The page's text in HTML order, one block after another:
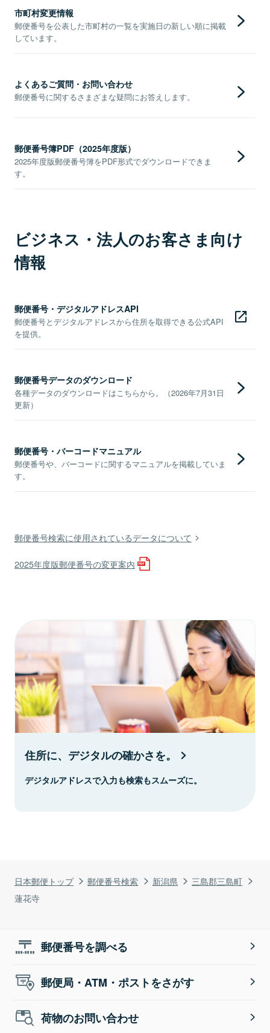
日本郵便トップ 郵便番号検索 新潟県
三島郡三島町
蓮花寺
市町村変更情報
郵便番号を公表した市町村の一覧を実施日の新しい順に掲載
しています。
よくあるご質問・お問い合わせ
郵便番号に関するさまざまな疑問にお答えします。
郵便番号簿PDF（2025年度版）
2025年度版郵便番号簿をPDF形式でダウンロードできま
す。
ビジネス・法人のお客さま向け
情報
郵便番号・デジタルアドレスAPI
郵便番号とデジタルアドレスから住所を取得できる公式API
を提供。
郵便番号データのダウンロード
各種データのダウンロードはこちらから。（2026年7月31日
更新）
郵便番号・バーコードマニュアル
郵便番号や、バーコードに関するマニュアルを掲載していま
す。
郵便番号検索に使用されているデータについて
2025年度版郵便番号の変更案内
住所に、デジタルの確かさを。
デジタルアドレスで入力も検索もスムーズに。
郵便番号を調べる
郵便局・ATM・ポストをさがす
荷物のお問い合わせ